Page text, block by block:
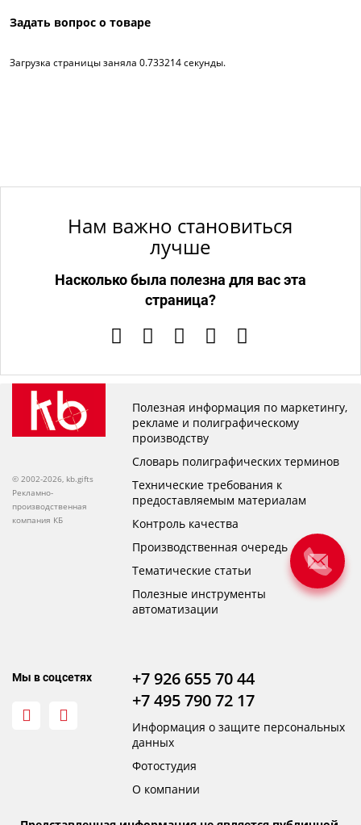
Задать вопрос о товаре
Загрузка страницы заняла 0.733214 секунды.
Нам важно становиться
лучше
Насколько была полезна для вас эта
страница?
© 2002-2026, kb.gifts
Рекламно-
производственная
компания КБ
Полезная информация по маркетингу,
рекламе и полиграфическому
производству
Словарь полиграфических терминов
Технические требования к
предоставляемым материалам
Контроль качества
Производственная очередь
Тематические статьи
Полезные инструменты
автоматизации
Мы в соцсетях
+7 926 655 70 44
+7 495 790 72 17
Информация о защите персональных
данных
Фотостудия
О компании